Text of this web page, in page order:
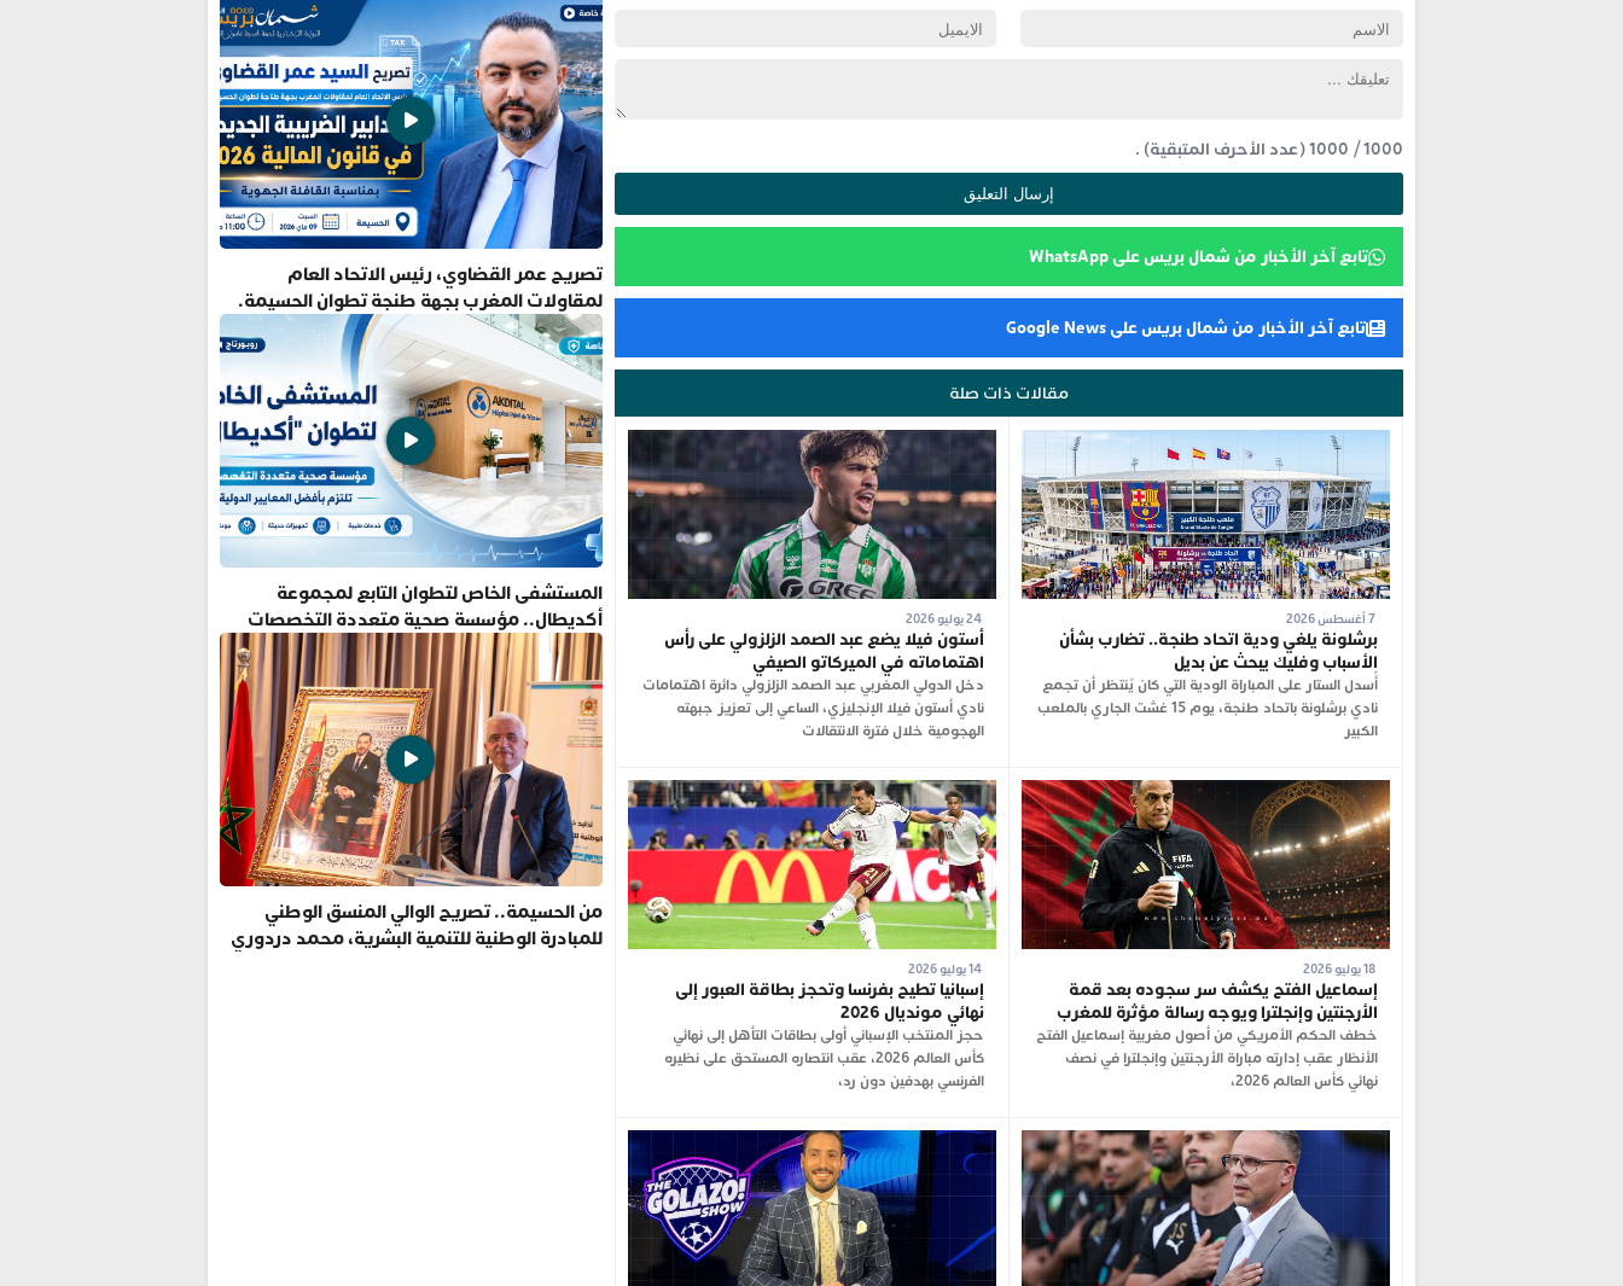
1000
/
1000(عدد الأحرف المتبقية) .
تابع آخر الأخبار من شمال بريس على WhatsApp
تابع آخر الأخبار من شمال بريس على Google News
مقالات ذات صلة
برشلونة يلغي ودية اتحاد طنجة.. تضارب بشأن
الأسباب وفليك يبحث عن بديل
أُسدل الستار على المباراة الودية التي كان يُنتظر أن تجمع
نادي برشلونة باتحاد طنجة، يوم 15 غشت الجاري بالملعب
الكبير
24 يوليو 2026
أستون فيلا يضع عبد الصمد الزلزولي على رأس
اهتماماته في الميركاتو الصيفي
دخل الدولي المغربي عبد الصمد الزلزولي دائرة اهتمامات
نادي أستون فيلا الإنجليزي، الساعي إلى تعزيز جبهته
الهجومية خلال فترة الانتقالات
إسماعيل الفتح يكشف سر سجوده بعد قمة
الأرجنتين وإنجلترا ويوجه رسالة مؤثرة للمغرب
خطف الحكم الأمريكي من أصول مغربية إسماعيل الفتح
الأنظار عقب إدارته مباراة الأرجنتين وإنجلترا في نصف
نهائي كأس العالم 2026،
14 يوليو 2026
إسبانيا تطيح بفرنسا وتحجز بطاقة العبور إلى
نهائي مونديال 2026
حجز المنتخب الإسباني أولى بطاقات التأهل إلى نهائي
كأس العالم 2026، عقب انتصاره المستحق على نظيره
الفرنسي بهدفين دون رد،
تصريح عمر القضاوي، رئيس الاتحاد العام
لمقاولات المغرب بجهة طنجة تطوان الحسيمة.
المستشفى الخاص لتطوان التابع لمجموعة
أكديطال.. مؤسسة صحية متعددة التخصصات
تلتزم بأفضل المعايير الدولية
من الحسيمة.. تصريح الوالي المنسق الوطني
للمبادرة الوطنية للتنمية البشرية، محمد دردوري